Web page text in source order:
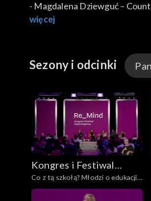
- Magdalena Dziewguć –
- Agnieszka Majewska –
- Kazimierz Karolczak –
- Remigiusz Paszkiewicz –
więcej
Sezony i odcinki
Kongres i Festiwal
Psychologiczny
Re_Mind
Co z tą szkołą? Młodzi o edukacji,
dobrostanie i zmianie